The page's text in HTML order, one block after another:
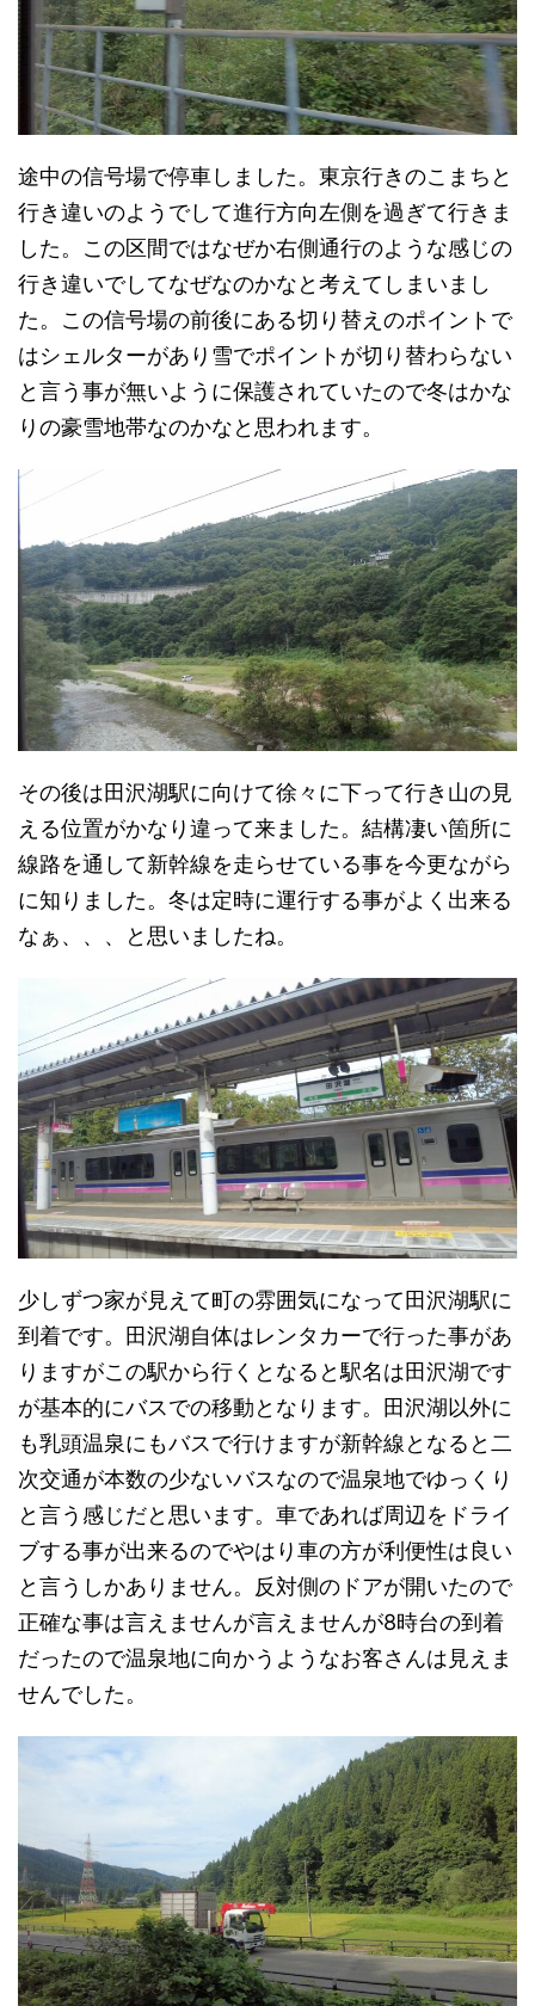
途中の信号場で停車しました。東京行きのこまちと
行き違いのようでして進行方向左側を過ぎて行きま
した。この区間ではなぜか右側通行のような感じの
行き違いでしてなぜなのかなと考えてしまいまし
た。この信号場の前後にある切り替えのポイントで
はシェルターがあり雪でポイントが切り替わらない
と言う事が無いように保護されていたので冬はかな
りの豪雪地帯なのかなと思われます。
その後は田沢湖駅に向けて徐々に下って行き山の見
える位置がかなり違って来ました。結構凄い箇所に
線路を通して新幹線を走らせている事を今更ながら
に知りました。冬は定時に運行する事がよく出来る
なぁ、、、と思いましたね。
少しずつ家が見えて町の雰囲気になって田沢湖駅に
到着です。田沢湖自体はレンタカーで行った事があ
りますがこの駅から行くとなると駅名は田沢湖です
が基本的にバスでの移動となります。田沢湖以外に
も乳頭温泉にもバスで行けますが新幹線となると二
次交通が本数の少ないバスなので温泉地でゆっくり
と言う感じだと思います。車であれば周辺をドライ
ブする事が出来るのでやはり車の方が利便性は良い
と言うしかありません。反対側のドアが開いたので
正確な事は言えませんが言えませんが8時台の到着
だったので温泉地に向かうようなお客さんは見えま
せんでした。